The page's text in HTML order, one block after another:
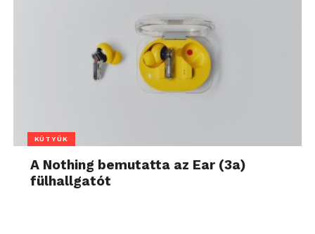
KÜTYÜK
A Nothing bemutatta az Ear (3a)
fülhallgatót